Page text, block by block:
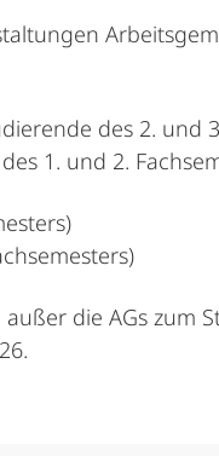
des 2. und
1. und 2.
die AGs zum